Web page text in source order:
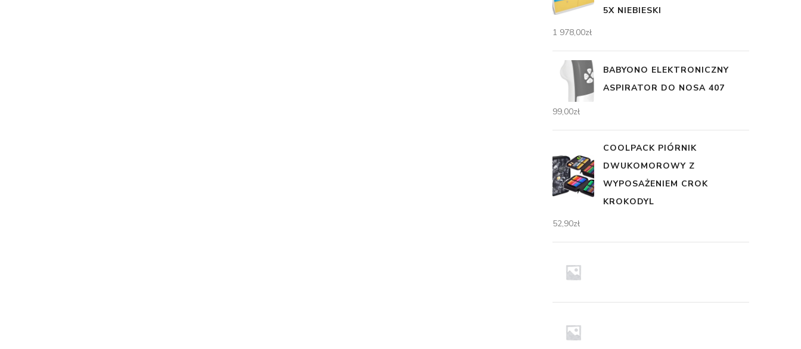
5X NIEBIESKI
1 978,00zł
BABYONO ELEKTRONICZNY
ASPIRATOR DO NOSA 407
99,00zł
COOLPACK PIÓRNIK
DWUKOMOROWY Z
WYPOSAŻENIEM CROK
KROKODYL
52,90zł